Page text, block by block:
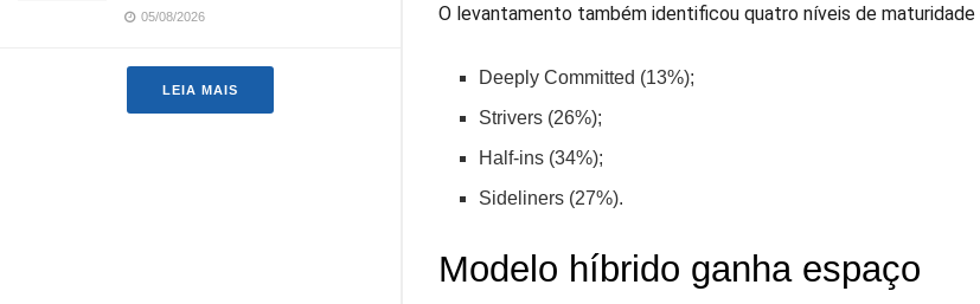
05/08/2026
LEIA MAIS
O levantamento também identificou quatro níveis de
Deeply Committed (13%);
Strivers (26%);
Half-ins (34%);
Sideliners (27%).
Modelo híbrido ganha espaço